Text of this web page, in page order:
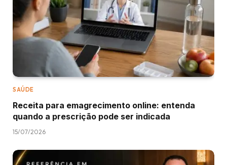
SAÚDE
Receita para emagrecimento online: entenda
quando a prescrição pode ser indicada
15/07/2026